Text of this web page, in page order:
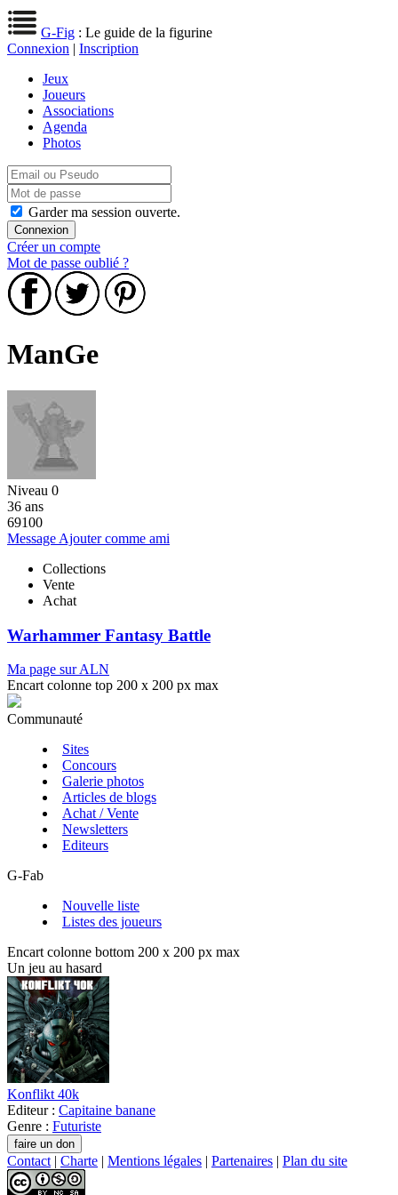
G-Fig : Le guide de la figurine
Connexion | Inscription
Jeux
Joueurs
Associations
Agenda
Photos
Garder ma session ouverte.
Créer un compte
Mot de passe oublié ?
ManGe
Niveau 0
36 ans
69100
Message Ajouter comme ami
Collections
Vente
Achat
Warhammer Fantasy Battle
Ma page sur ALN
Encart colonne top 200 x 200 px max
Communauté
Sites
Concours
Galerie photos
Articles de blogs
Achat / Vente
Newsletters
Editeurs
G-Fab
Nouvelle liste
Listes des joueurs
Encart colonne bottom 200 x 200 px max
Un jeu au hasard
Konflikt 40k
Editeur : Capitaine banane
Genre : Futuriste
Contact | Charte | Mentions légales | Partenaires | Plan du site